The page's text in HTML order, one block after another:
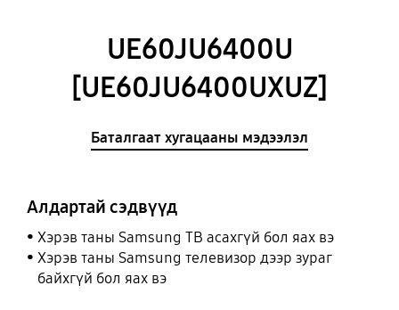
UE60JU6400U
[UE60JU6400UXUZ]
Баталгаат хугацааны мэдээлэл
Алдартай сэдвүүд
Хэрэв таны Samsung ТВ асахгүй бол яах вэ
Хэрэв таны Samsung телевизор дээр зураг
байхгүй бол яах вэ